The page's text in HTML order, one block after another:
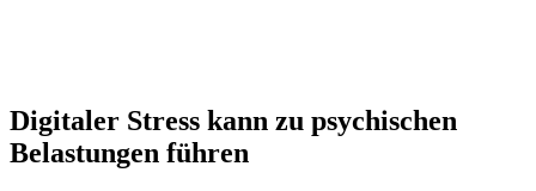
Digitaler Stress kann zu psychischen
Belastungen führen